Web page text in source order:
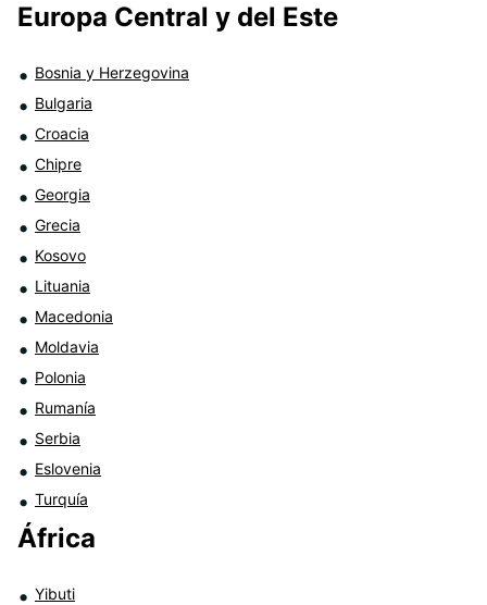
Europa Central y del Este
Bosnia y Herzegovina
Bulgaria
Croacia
Chipre
Georgia
Grecia
Kosovo
Lituania
Macedonia
Moldavia
Polonia
Rumanía
Serbia
Eslovenia
Turquía
África
Yibuti